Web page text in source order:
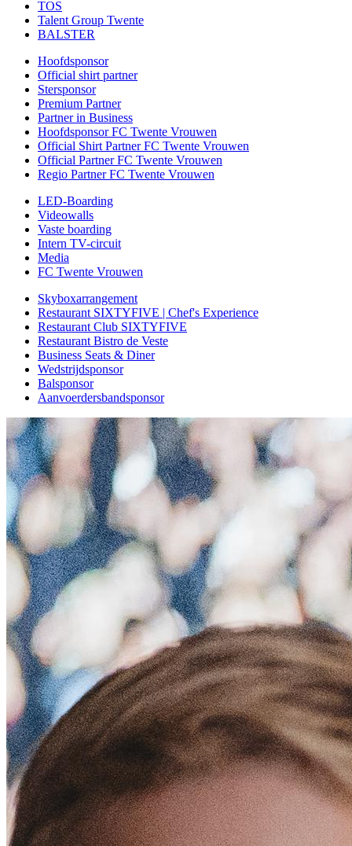
TOS
Talent Group Twente
BALSTER
Hoofdsponsor
Official shirt partner
Stersponsor
Premium Partner
Partner in Business
Hoofdsponsor FC Twente Vrouwen
Official Shirt Partner FC Twente Vrouwen
Official Partner FC Twente Vrouwen
Regio Partner FC Twente Vrouwen
LED-Boarding
Videowalls
Vaste boarding
Intern TV-circuit
Media
FC Twente Vrouwen
Skyboxarrangement
Restaurant SIXTYFIVE | Chef's Experience
Restaurant Club SIXTYFIVE
Restaurant Bistro de Veste
Business Seats & Diner
Wedstrijdsponsor
Balsponsor
Aanvoerdersbandsponsor